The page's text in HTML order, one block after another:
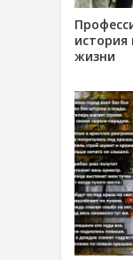
история
жизни